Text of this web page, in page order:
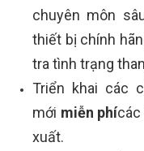
chuyên môn
thiết bị chính
tra tình trạng
Triển khai các
mới miễn phícác
xuất.